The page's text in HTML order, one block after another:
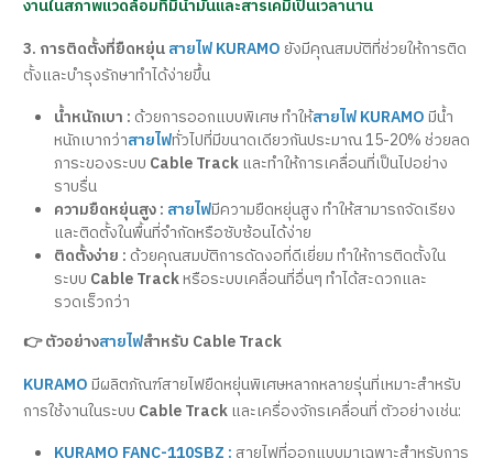
งานในสภาพแวดล้อมที่มีน้ำมันและสารเคมีเป็นเวลานาน
3. การติดตั้งที่ยืดหยุ่นสายไฟ KURAMO ยังมีคุณสมบัติที่ช่วยให้การติด
ตั้งและบำรุงรักษาทำได้ง่ายขึ้น
น้ำหนักเบา : ด้วยการออกแบบพิเศษ ทำให้สายไฟ KURAMOมีน้ำ
หนักเบากว่าสายไฟทั่วไปที่มีขนาดเดียวกันประมาณ 15-20% ช่วยลด
ภาระของระบบ Cable Trackและทำให้การเคลื่อนที่เป็นไปอย่าง
ราบรื่น
ความยืดหยุ่นสูง : สายไฟมีความยืดหยุ่นสูง ทำให้สามารถจัดเรียง
และติดตั้งในพื้นที่จำกัดหรือซับซ้อนได้ง่าย
ติดตั้งง่าย : ด้วยคุณสมบัติการดัดงอที่ดีเยี่ยม ทำให้การติดตั้งใน
ระบบ Cable Trackหรือระบบเคลื่อนที่อื่นๆ ทำได้สะดวกและ
รวดเร็วกว่า
👉 ตัวอย่างสายไฟสำหรับ Cable Track
KURAMOมีผลิตภัณฑ์สายไฟยืดหยุ่นพิเศษหลากหลายรุ่นที่เหมาะสำหรับ
การใช้งานในระบบ Cable Trackและเครื่องจักรเคลื่อนที่ ตัวอย่างเช่น: